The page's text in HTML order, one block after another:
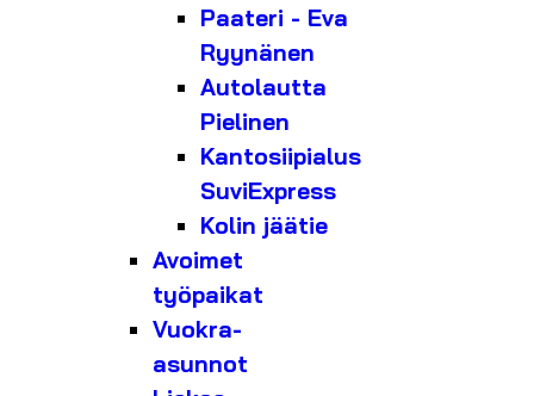
Paateri - Eva
Ryynänen
Autolautta
Pielinen
Kantosiipialus
SuviExpress
Kolin jäätie
Avoimet
työpaikat
Vuokra-
asunnot